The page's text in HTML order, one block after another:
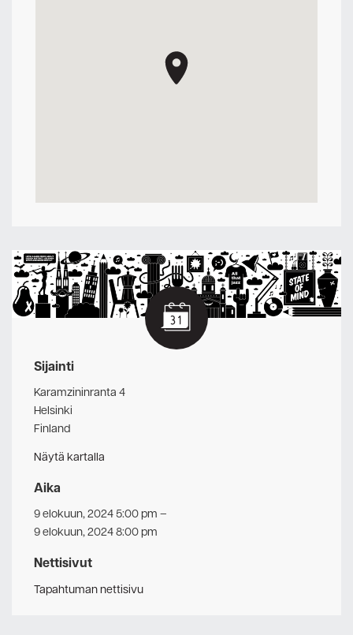
Sijainti
Karamzininranta 4
Helsinki
Finland
Näytä kartalla
Aika
9 elokuun, 2024 5:00 pm –
9 elokuun, 2024 8:00 pm
Nettisivut
Tapahtuman nettisivu